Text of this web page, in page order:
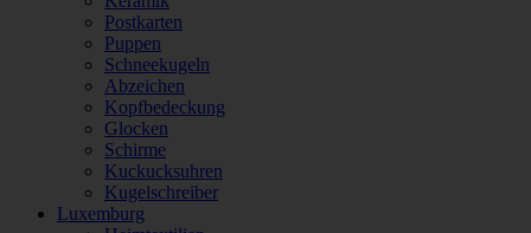
Postkarten
Puppen
Schneekugeln
Abzeichen
Kopfbedeckung
Glocken
Schirme
Kuckucksuhren
Kugelschreiber
Luxemburg